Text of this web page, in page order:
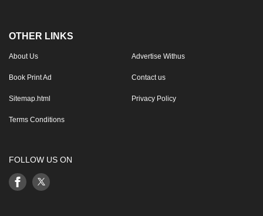
OTHER LINKS
About Us Advertise Withus
Book Print Ad Contact us
Sitemap.html Privacy Policy
Terms Conditions
FOLLOW US ON